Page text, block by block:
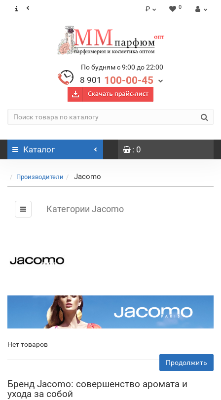
₽ 0
По будням с 9:00 до 22:00
8 901 100-00-45
Каталог : 0
Производители Jacomo
Категории Jacomo
Нет товаров
Продолжить
Бренд Jacomo: совершенство аромата и
ухода за собой